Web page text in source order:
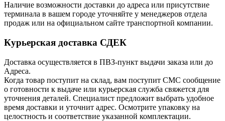
Наличие возможности доставки до адреса или присутствие
терминала в вашем городе уточняйте у менеджеров отдела
продаж или на официальном сайте транспортной компании.
Курьерская доставка СДЕК
Доставка осуществляется в ПВЗ-пункт выдачи заказа или до
Адреса.
Когда товар поступит на склад, вам поступит СМС сообщение
о готовности к выдаче или курьерская служба свяжется для
уточнения деталей. Специалист предложит выбрать удобное
время доставки и уточнит адрес. Осмотрите упаковку на
целостность и соответствие указанной комплектации.